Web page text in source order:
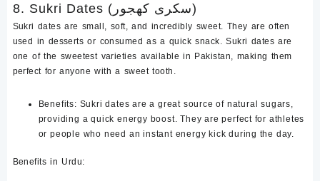
8. Sukri Dates (سکری کھجور)
Sukri dates are small, soft, and incredibly sweet. They are often
used in desserts or consumed as a quick snack. Sukri dates are
one of the sweetest varieties available in Pakistan, making them
perfect for anyone with a sweet tooth.
Benefits: Sukri dates are a great source of natural sugars,
providing a quick energy boost. They are perfect for athletes
or people who need an instant energy kick during the day.
Benefits in Urdu: